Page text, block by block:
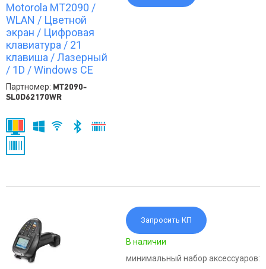
Motorola MT2090 /
WLAN / Цветной
экран / Цифровая
клавиатура / 21
клавиша / Лазерный
/ 1D / Windows CE
Партномер: MT2090-
SL0D62170WR
Запросить КП
В наличии
минимальный набор аксессуаров: